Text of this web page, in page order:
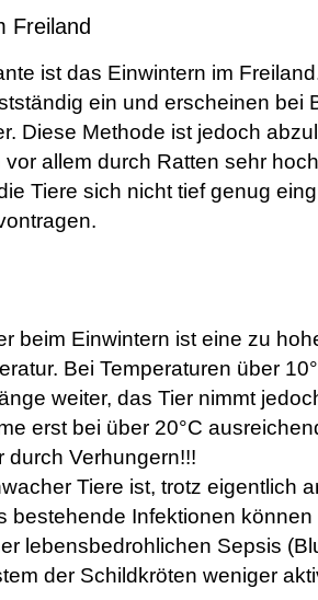
Freiland
ist das Einwintern im
ein und erscheinen bei
Diese Methode ist jedoch
allem durch Ratten sehr
Tiere sich nicht tief genug
beim Einwintern ist eine zu
Bei Temperaturen über
weiter, das Tier nimmt
erst bei über 20°C
durch Verhungern!!!
Tiere ist, trotz eigentlich
bestehende Infektionen
lebensbedrohlichen Sepsis
der Schildkröten weniger